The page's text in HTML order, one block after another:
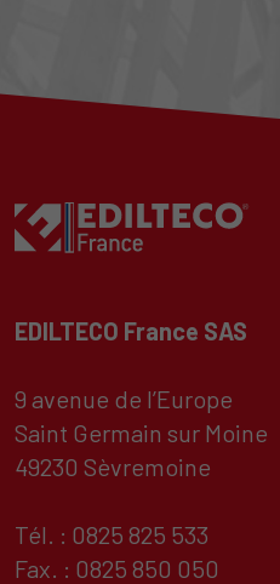
EDILTECO France SAS
9 avenue de l’Europe
Saint Germain sur Moine
49230 Sèvremoine
Tél. : 0825 825 533
Fax. : 0825 850 050